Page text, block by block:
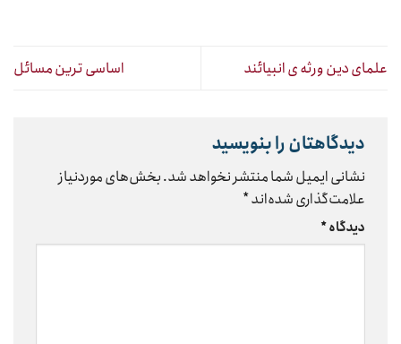
علمای دین ورثه ی انبیائند اساسی ترین مسائل
دیدگاهتان را بنویسید
نشانی ایمیل شما منتشر نخواهد شد.بخش‌های موردنیاز
علامت‌گذاری شده‌اند*
دیدگاه*